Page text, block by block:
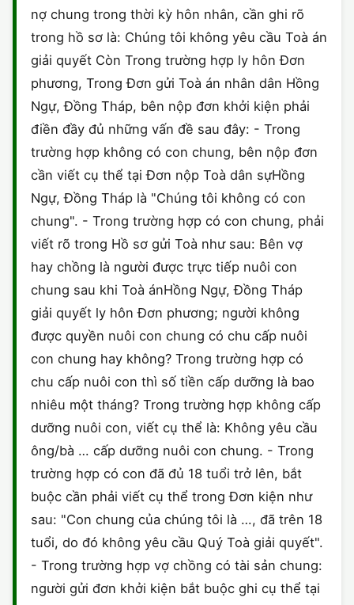
nợ chung trong thời kỳ hôn nhân, cần ghi rõ
trong hồ sơ là: Chúng tôi không yêu cầu Toà án
giải quyết Còn Trong trường hợp ly hôn Đơn
phương, Trong Đơn gửi Toà án nhân dân Hồng
Ngự, Đồng Tháp, bên nộp đơn khởi kiện phải
điền đầy đủ những vấn đề sau đây: - Trong
trường hợp không có con chung, bên nộp đơn
cần viết cụ thể tại Đơn nộp Toà dân sựHồng
Ngự, Đồng Tháp là "Chúng tôi không có con
chung". - Trong trường hợp có con chung, phải
viết rõ trong Hồ sơ gửi Toà như sau: Bên vợ
hay chồng là người được trực tiếp nuôi con
chung sau khi Toà ánHồng Ngự, Đồng Tháp
giải quyết ly hôn Đơn phương; người không
được quyền nuôi con chung có chu cấp nuôi
con chung hay không? Trong trường hợp có
chu cấp nuôi con thì số tiền cấp dưỡng là bao
nhiêu một tháng? Trong trường hợp không cấp
dưỡng nuôi con, viết cụ thể là: Không yêu cầu
ông/bà … cấp dưỡng nuôi con chung. - Trong
trường hợp có con đã đủ 18 tuổi trở lên, bắt
buộc cần phải viết cụ thể trong Đơn kiện như
sau: "Con chung của chúng tôi là …, đã trên 18
tuổi, do đó không yêu cầu Quý Toà giải quyết".
- Trong trường hợp vợ chồng có tài sản chung:
người gửi đơn khởi kiện bắt buộc ghi cụ thể tại